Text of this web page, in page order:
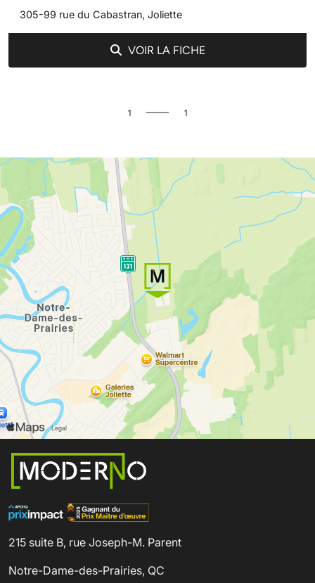
305-99 rue du Cabastran, Joliette
VOIR LA FICHE
1 1
215 suite B, rue Joseph-M. Parent
Notre-Dame-des-Prairies, QC